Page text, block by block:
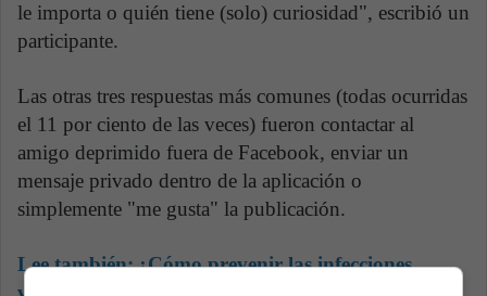
le importa o quién tiene (solo) curiosidad", escribió un
participante.
Las otras tres respuestas más comunes (todas ocurridas
el 11 por ciento de las veces) fueron contactar al
amigo deprimido fuera de Facebook, enviar un
mensaje privado dentro de la aplicación o
simplemente "me gusta" la publicación.
Lee también:¿Cómo prevenir las infecciones